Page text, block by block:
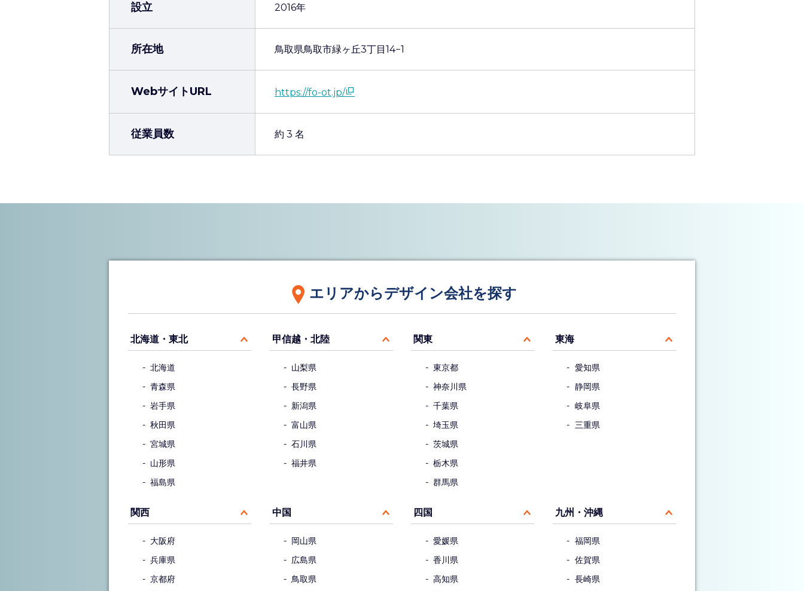
設立 2016年
所在地 鳥取県鳥取市緑ヶ丘3丁目14−1
WebサイトURL https://fo-ot.jp/
従業員数 約 3 名
エリアからデザイン会社を探す
北海道・東北
北海道
青森県
岩手県
秋田県
宮城県
山形県
福島県
甲信越・北陸
山梨県
長野県
新潟県
富山県
石川県
福井県
関東
東京都
神奈川県
千葉県
埼玉県
茨城県
栃木県
群馬県
東海
愛知県
静岡県
岐阜県
三重県
関西
大阪府
兵庫県
京都府
中国
岡山県
広島県
鳥取県
四国
愛媛県
香川県
高知県
九州・沖縄
福岡県
佐賀県
長崎県